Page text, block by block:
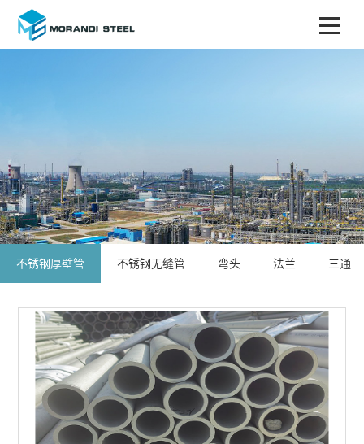
不锈钢厚壁管 不锈钢无缝管 弯头 法兰 三通